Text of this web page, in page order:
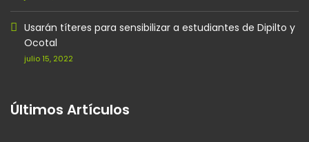
Usarán títeres para sensibilizar a estudiantes de Dipilto y
Ocotal
julio 15, 2022
Últimos Artículos